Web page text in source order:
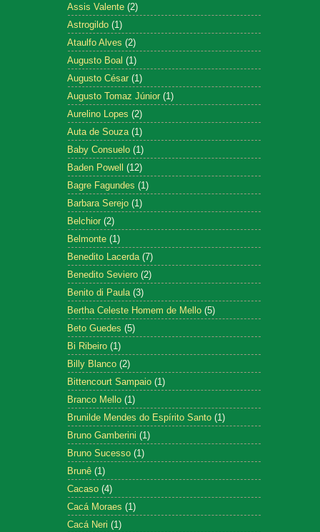
Assis Valente (2)
Astrogildo (1)
Ataulfo Alves (2)
Augusto Boal (1)
Augusto César (1)
Augusto Tomaz Júnior (1)
Aurelino Lopes (2)
Auta de Souza (1)
Baby Consuelo (1)
Baden Powell (12)
Bagre Fagundes (1)
Barbara Serejo (1)
Belchior (2)
Belmonte (1)
Benedito Lacerda (7)
Benedito Seviero (2)
Benito di Paula (3)
Bertha Celeste Homem de Mello (5)
Beto Guedes (5)
Bi Ribeiro (1)
Billy Blanco (2)
Bittencourt Sampaio (1)
Branco Mello (1)
Brunilde Mendes do Espírito Santo (1)
Bruno Gamberini (1)
Bruno Sucesso (1)
Brunê (1)
Cacaso (4)
Cacá Moraes (1)
Cacá Neri (1)